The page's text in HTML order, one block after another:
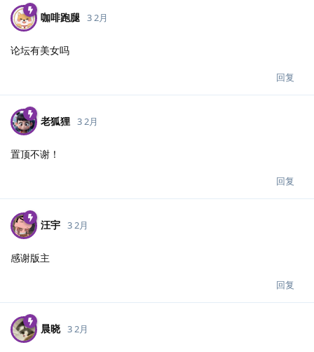
咖啡跑腿 3 2月
论坛有美女吗
回复
老狐狸 3 2月
置顶不谢！
回复
汪宇 3 2月
感谢版主
回复
晨晓 3 2月